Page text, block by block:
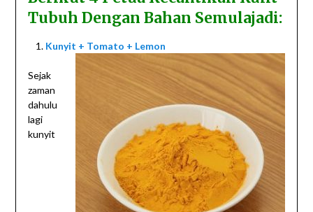
Tubuh Dengan Bahan Semulajadi:
Kunyit + Tomato + Lemon
Sejak
zaman
dahulu
lagi
kunyit